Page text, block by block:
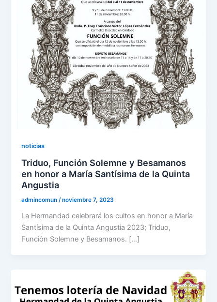
noticias
Triduo, Función Solemne y Besamanos
en honor a María Santísima de la Quinta
Angustia
admincomun /noviembre 7, 2023
La Hermandad celebrará los cultos en honor a María
Santísima de la Quinta Angustia 2023; Triduo,
Función Solemne y Besamanos. […]